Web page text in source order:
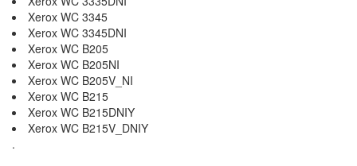
Xerox WC 3345
Xerox WC 3345DNI
Xerox WC B205
Xerox WC B205NI
Xerox WC B205V_NI
Xerox WC B215
Xerox WC B215DNIY
Xerox WC B215V_DNIY
.